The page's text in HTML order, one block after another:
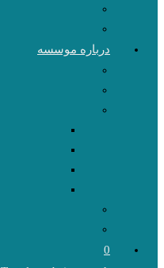
درباره موسسه
0